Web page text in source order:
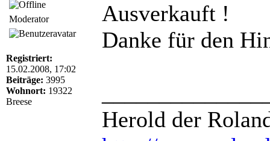
Moderator
Registriert:
15.02.2008, 17:02
Beiträge: 3995
Wohnort: 19322
Breese
Ausverkauft !
Danke für den
Herold der